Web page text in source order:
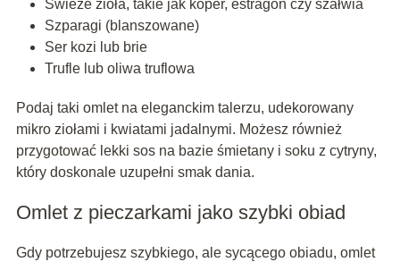
Świeże zioła, takie jak koper, estragon czy szałwia
Szparagi (blanszowane)
Ser kozi lub brie
Trufle lub oliwa truflowa
Podaj taki omlet na eleganckim talerzu, udekorowany
mikro ziołami i kwiatami jadalnymi. Możesz również
przygotować lekki sos na bazie śmietany i soku z cytryny,
który doskonale uzupełni smak dania.
Omlet z pieczarkami jako szybki obiad
Gdy potrzebujesz szybkiego, ale sycącego obiadu, omlet